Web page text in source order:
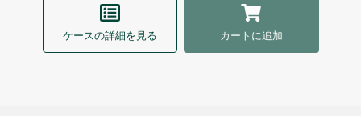
ケースの詳細を見る カートに追加